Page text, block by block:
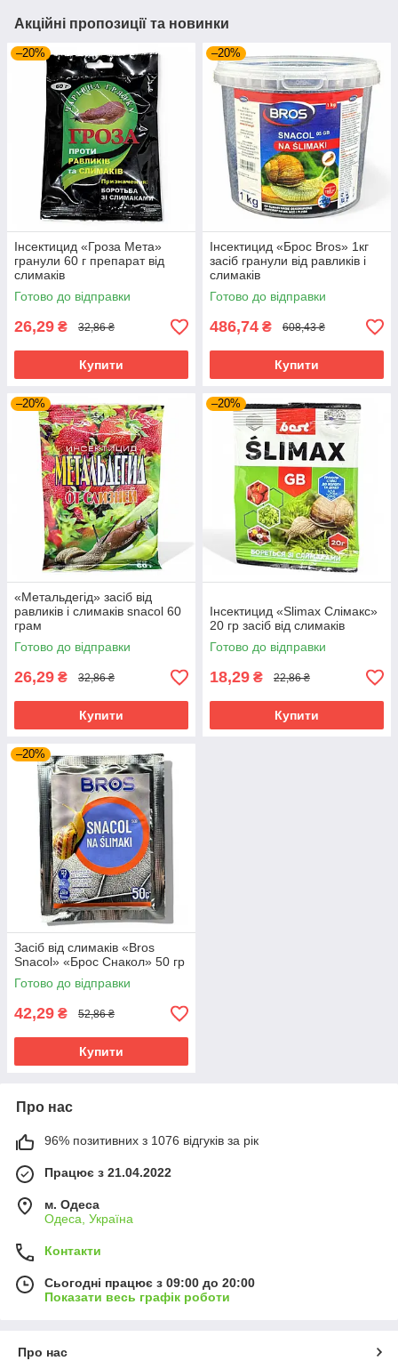
Акційні пропозиції та новинки
–20%
Інсектицид «Гроза Мета»
гранули 60 г препарат від
слимаків
Готово до відправки
26,29 ₴ 32,86 ₴
Купити
–20%
Інсектицид «Брос Bros» 1кг
засіб гранули від равликів і
слимаків
Готово до відправки
486,74 ₴ 608,43 ₴
Купити
–20%
«Метальдегід» засіб від
равликів і слимаків snacol 60
грам
Готово до відправки
26,29 ₴ 32,86 ₴
Купити
–20%
Інсектицид «Slimax Слімакс»
20 гр засіб від слимаків
Готово до відправки
18,29 ₴ 22,86 ₴
Купити
–20%
Засіб від слимаків «Bros
Snacol» «Брос Снакол» 50 гр
Готово до відправки
42,29 ₴ 52,86 ₴
Купити
Про нас
96% позитивних з 1076 відгуків за рік
Працює з 21.04.2022
м. Одеса
Одеса, Україна
Контакти
Сьогодні працює з 09:00 до 20:00
Показати весь графік роботи
Про нас